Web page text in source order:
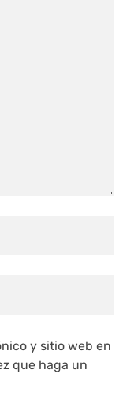
y sitio web en
que haga un